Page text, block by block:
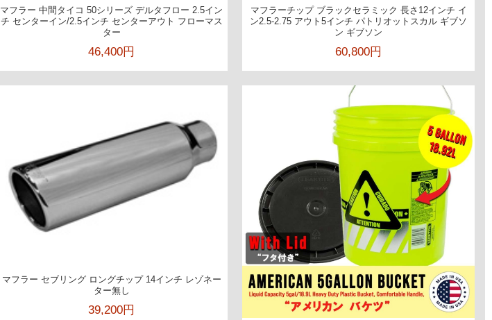
マフラー 中間タイコ 50シリーズ デルタフロー 2.5イン
チ センターイン/2.5インチ センターアウト フローマス
ター
46,400円
マフラーチップ ブラックセラミック 長さ12インチ イ
ン2.5-2.75 アウト5インチ パトリオットスカル ギブソ
ン ギブソン
60,800円
マフラー セブリング ロングチップ 14インチ レゾネー
ター無し
39,200円